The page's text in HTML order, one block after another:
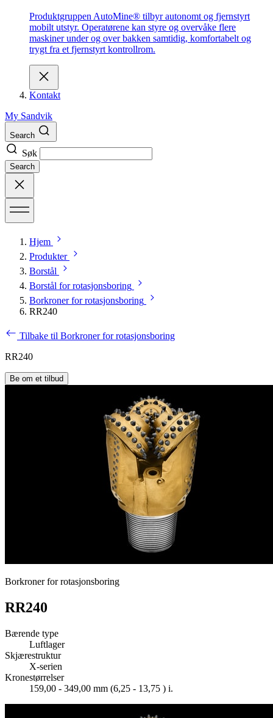
Produktgruppen AutoMine® tilbyr autonomt og fjernstyrt
mobilt utstyr. Operatørene kan styre og overvåke flere
maskiner under og over bakken samtidig, komfortabelt og
trygt fra et fjernstyrt kontrollrom.
Kontakt
My Sandvik
Search
Søk
Search
Hjem
Produkter
Borstål
Borstål for rotasjonsboring
Borkroner for rotasjonsboring
RR240
Tilbake til Borkroner for rotasjonsboring
RR240
Be om et tilbud
Borkroner for rotasjonsboring
RR240
Bærende type
Luftlager
Skjærestruktur
X-serien
Kronestørrelser
159,00 - 349,00 mm (6,25 - 13,75 ) i.